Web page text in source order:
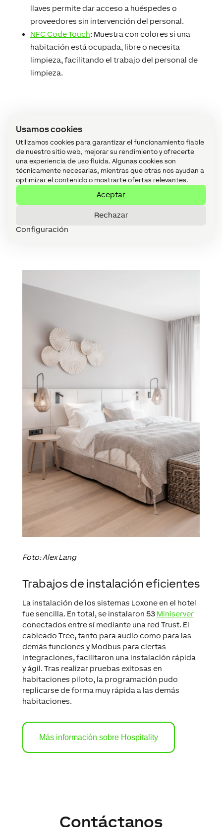
Usamos cookies
Utilizamos cookies para garantizar el funcionamiento fiable
de nuestro sitio web, mejorar su rendimiento y ofrecerte
una experiencia de uso fluida. Algunas cookies son
técnicamente necesarias, mientras que otras nos ayudan a
optimizar el contenido o mostrarte ofertas relevantes.
Aceptar
Rechazar
Configuración
llaves permite dar acceso a huéspedes o
proveedores sin intervención del personal.
NFC Code Touch: Muestra con colores si una
habitación está ocupada, libre o necesita
limpieza, facilitando el trabajo del personal de
limpieza.
Sostenibilidad y confort
Las soluciones de automatización de Loxone no
soloaumentan el confortde los huéspedes, sino
que también favorecen unfuncionamiento
. El control centralizado
sistemas del edificio yactuar rápidamente
trabajo.
Foto: Alex Lang
Trabajos de instalación eficientes
La instalación de los sistemas Loxone en el hotel
fue sencilla. En total, se instalaron 53 Miniserver
conectados entre sí mediante una red Trust. El
cableado Tree, tanto para audio como para las
demás funciones y Modbus para ciertas
integraciones, facilitaron una instalación rápida
y ágil. Tras realizar pruebas exitosas en
habitaciones piloto, la programación pudo
replicarse de forma muy rápida a las demás
habitaciones.
Más información sobre Hospitality
Contáctanos